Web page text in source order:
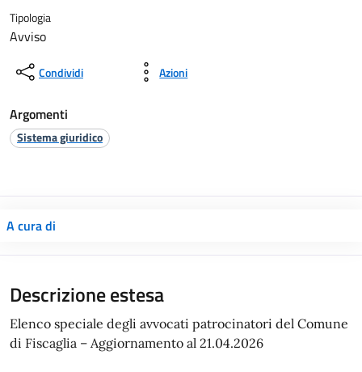
Tipologia
Avviso
Condividi Azioni
Argomenti
Sistema giuridico
A cura di
Descrizione estesa
Elenco speciale degli avvocati patrocinatori del Comune
di Fiscaglia – Aggiornamento al 21.04.2026